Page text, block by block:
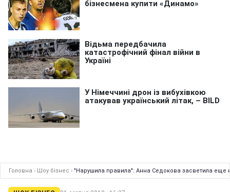
Головна › Шоу бізнес › "Нарушила правила": Анна Седокова засветила